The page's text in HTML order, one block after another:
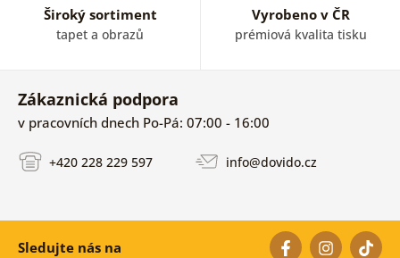
Široký sortiment
tapet a obrazů
Vyrobeno v ČR
prémiová kvalita tisku
Zákaznická podpora
v pracovních dnech Po-Pá: 07:00 - 16:00
+420 228 229 597 info@dovido.cz
Sledujte nás na